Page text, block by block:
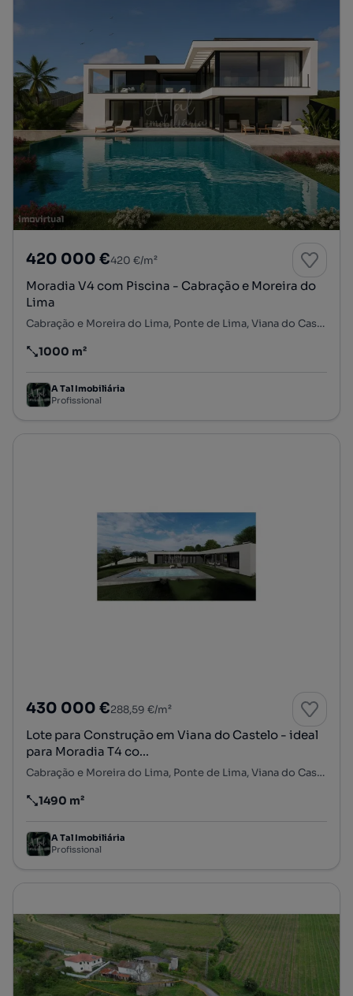
420 000 €420 €/m²
Moradia V4 com Piscina - Cabração e Moreira do
Lima
Cabração e Moreira do Lima, Ponte de Lima, Viana do Castelo
Preço por metro quadrado
1000 m²
A Tal Imobiliária
Profissional
430 000 €288,59 €/m²
Lote para Construção em Viana do Castelo - ideal
para Moradia T4 co...
Cabração e Moreira do Lima, Ponte de Lima, Viana do Castelo
Preço por metro quadrado
1490 m²
A Tal Imobiliária
Profissional